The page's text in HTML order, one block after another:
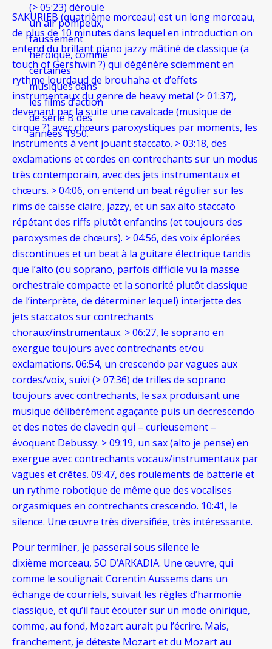
(> 05:23) déroule
un air pompeux,
faussement
héroïque, comme
certaines
musiques dans
les films d’action
de série B des
années 1950.
SAKURIEB (quatrième morceau) est un long morceau,
de plus de 10 minutes dans lequel en introduction on
entend du brillant piano jazzy mâtiné de classique (a
touch of Gershwin ?) qui dégénère sciemment en
rythme lourdaud de brouhaha et d’effets
instrumentaux du genre de heavy metal (> 01:37),
devenant par la suite une cavalcade (musique de
cirque ?) avec chœurs paroxystiques par moments, les
instruments à vent jouant staccato. > 03:18, des
exclamations et cordes en contrechants sur un modus
très contemporain, avec des jets instrumentaux et
chœurs. > 04:06, on entend un beat régulier sur les
rims de caisse claire, jazzy, et un sax alto staccato
répétant des riffs plutôt enfantins (et toujours des
paroxysmes de chœurs). > 04:56, des voix éplorées
discontinues et un beat à la guitare électrique tandis
que l’alto (ou soprano, parfois difficile vu la masse
orchestrale compacte et la sonorité plutôt classique
de l’interprète, de déterminer lequel) interjette des
jets staccatos sur contrechants
choraux/instrumentaux. > 06:27, le soprano en
exergue toujours avec contrechants et/ou
exclamations. 06:54, un crescendo par vagues aux
cordes/voix, suivi (> 07:36) de trilles de soprano
toujours avec contrechants, le sax produisant une
musique délibérément agaçante puis un decrescendo
et des notes de clavecin qui – curieusement –
évoquent Debussy. > 09:19, un sax (alto je pense) en
exergue avec contrechants vocaux/instrumentaux par
vagues et crêtes. 09:47, des roulements de batterie et
un rythme robotique de même que des vocalises
orgasmiques en contrechants crescendo. 10:41, le
silence. Une œuvre très diversifiée, très intéressante.
Pour terminer, je passerai sous silence le
dixième morceau, SO D’ARKADIA. Une œuvre, qui
comme le soulignait Corentin Aussems dans un
échange de courriels, suivait les règles d’harmonie
classique, et qu’il faut écouter sur un mode onirique,
comme, au fond, Mozart aurait pu l’écrire. Mais,
franchement, je déteste Mozart et du Mozart au